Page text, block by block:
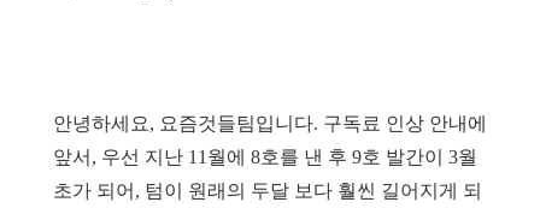
안녕하세요, 요즘것들팀입니다. 구독료 인상 안내에
앞서, 우선 지난 11월에 8호를 낸 후 9호 발간이 3월
초가 되어, 텀이 원래의 두달 보다 훨씬 길어지게 되